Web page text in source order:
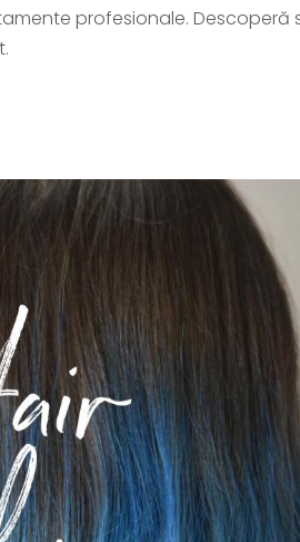
profesionale. Descoperă